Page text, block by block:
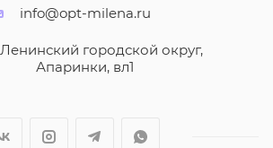
info@opt-milena.ru
городской округ,
Апаринки, вл1